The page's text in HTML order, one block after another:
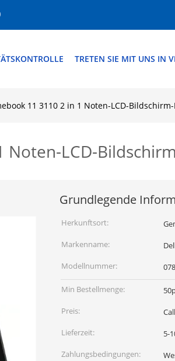
TRETEN SIE MIT UNS IN
11 3110 2 in 1 Noten-LCD-Bildschirm-
LCD-
Grundlegende
Herkunftsort:
Markenname:
Modellnummer:
Min Bestellmenge:
Preis:
Lieferzeit:
5-
Zahlungsbedingungen: